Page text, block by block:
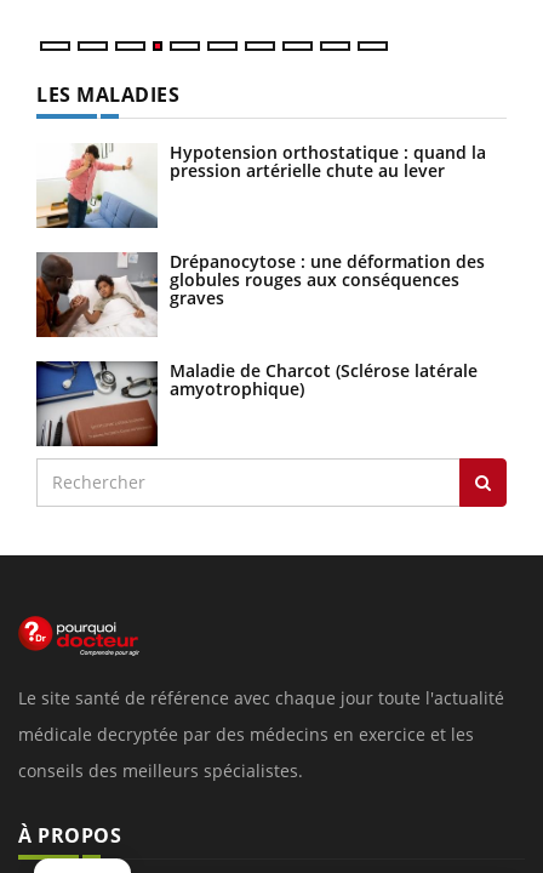
LES MALADIES
Hypotension orthostatique : quand la
pression artérielle chute au lever
Drépanocytose : une déformation des
globules rouges aux conséquences
graves
Maladie de Charcot (Sclérose latérale
amyotrophique)
Le site santé de référence avec chaque jour toute l'actualité
médicale decryptée par des médecins en exercice et les
conseils des meilleurs spécialistes.
À PROPOS